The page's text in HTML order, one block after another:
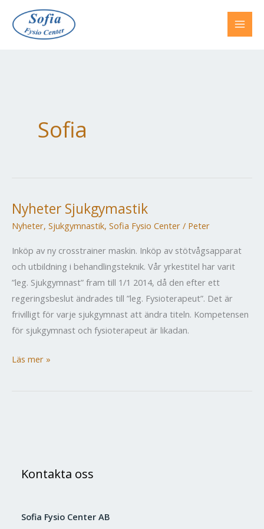
innehåll
Sofia
Nyheter Sjukgymastik
Nyheter, Sjukgymnastik, Sofia Fysio Center / Peter
Inköp av ny crosstrainer maskin. Inköp av stötvågsapparat
och utbildning i behandlingsteknik. Vår yrkestitel har varit
”leg. Sjukgymnast” fram till 1/1 2014, då den efter ett
regeringsbeslut ändrades till ”leg. Fysioterapeut”. Det är
frivilligt för varje sjukgymnast att ändra titeln. Kompetensen
för sjukgymnast och fysioterapeut är likadan.
Nyheter
Läs mer »
Kontakta oss
Sofia Fysio Center AB